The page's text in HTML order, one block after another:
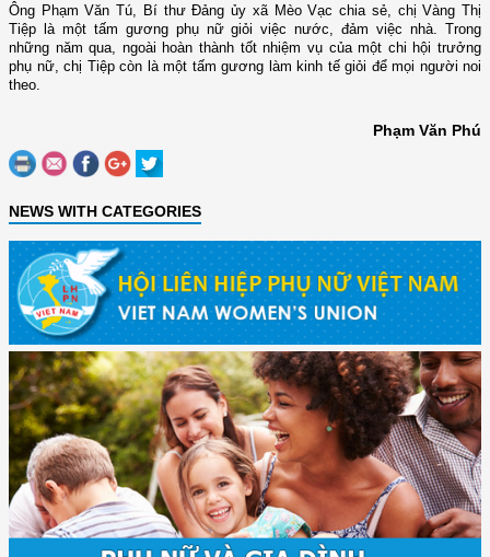
Ông Phạm Văn Tú, Bí thư Đảng ủy xã Mèo Vạc chia sẻ, chị Vàng Thị
Tiệp là một tấm gương phụ nữ giỏi việc nước, đảm việc nhà. Trong
những năm qua, ngoài hoàn thành tốt nhiệm vụ của một chi hội trưởng
phụ nữ, chị Tiệp còn là một tấm gương làm kinh tế giỏi để mọi người noi
theo.
Phạm Văn Phú
NEWS WITH CATEGORIES